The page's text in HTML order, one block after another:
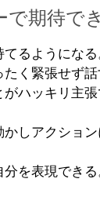
で期待で
るようになる
く緊張せず話
ハッキリ主張
しアクショ
を表現できる